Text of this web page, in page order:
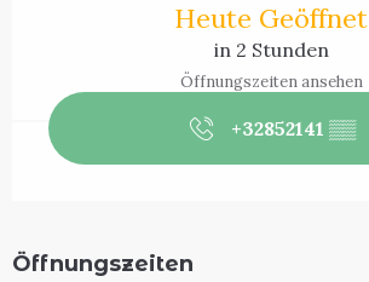
Heute Geöffnet
in 2 Stunden
Öffnungszeiten ansehen
+32852141 ▒▒
Öffnungszeiten